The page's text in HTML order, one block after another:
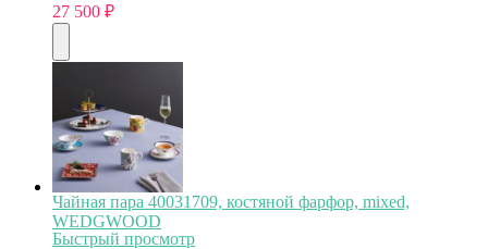
27 500 ₽
Чайная пара 40031709, костяной фарфор, mixed,
WEDGWOOD
Быстрый просмотр